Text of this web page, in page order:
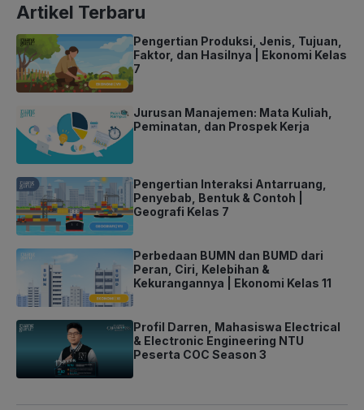
Artikel Terbaru
Pengertian Produksi, Jenis, Tujuan,
Faktor, dan Hasilnya | Ekonomi Kelas
7
Jurusan Manajemen: Mata Kuliah,
Peminatan, dan Prospek Kerja
Pengertian Interaksi Antarruang,
Penyebab, Bentuk & Contoh |
Geografi Kelas 7
Perbedaan BUMN dan BUMD dari
Peran, Ciri, Kelebihan &
Kekurangannya | Ekonomi Kelas 11
Profil Darren, Mahasiswa Electrical
& Electronic Engineering NTU
Peserta COC Season 3